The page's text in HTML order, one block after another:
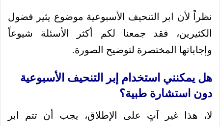
نظراً لأن ابر التنحيف الأسبوعية موضوع يثير فضول
الكثيرين، فقد جمعنا لكم أكثر الأسئلة شيوعاً
وإجاباتها المختصرة لتوضيح الصورة.
هل يمكنني استخدام إبر التنحيف الأسبوعية
دون استشارة طبية؟
لا، هذا غير آتٍ على الإطلاق، يجب أن تتم ابر